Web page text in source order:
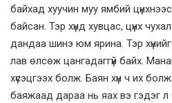
байхад хуучин муу ямбий
байсан. Тэр хүнд хувцас, цүнх
дандаа шинэ юм ярина. Тэр хүнийг
лав өлсөж цангадаггүй байх.
хүсэцгээх болж. Баян хүн ч их
баяжаад дараа нь яах вэ гэдэг л